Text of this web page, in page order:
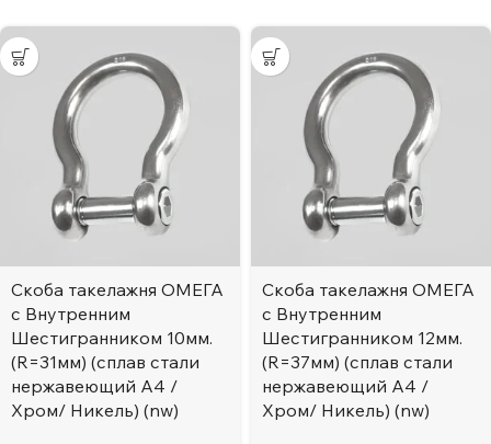
Скоба такелажня ОМЕГА
с Внутренним
Шестигранником 10мм.
(R=31мм) (сплав стали
нержавеющий А4 /
Хром/ Никель) (nw)
Скоба такелажня ОМЕГА
с Внутренним
Шестигранником 12мм.
(R=37мм) (сплав стали
нержавеющий А4 /
Хром/ Никель) (nw)